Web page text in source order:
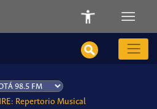
Repertorio Musical